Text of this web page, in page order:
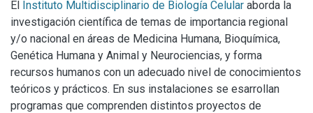
El Instituto Multidisciplinario de Biología Celular aborda la
investigación científica de temas de importancia regional
y/o nacional en áreas de Medicina Humana, Bioquímica,
Genética Humana y Animal y Neurociencias, y forma
recursos humanos con un adecuado nivel de conocimientos
teóricos y prácticos. En sus instalaciones se esarrollan
programas que comprenden distintos proyectos de